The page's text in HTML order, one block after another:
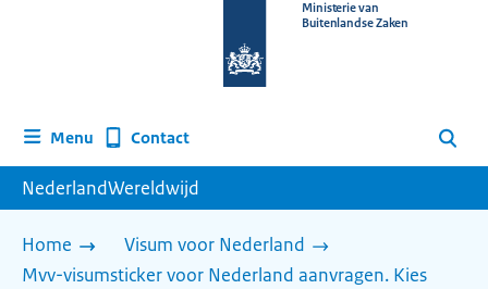
homepage
Ministerie van
Buitenlandse Zaken
Menu Contact Zoeken
NederlandWereldwijd
Home
Visum voor Nederland
Mvv-visumsticker voor Nederland aanvragen. Kies